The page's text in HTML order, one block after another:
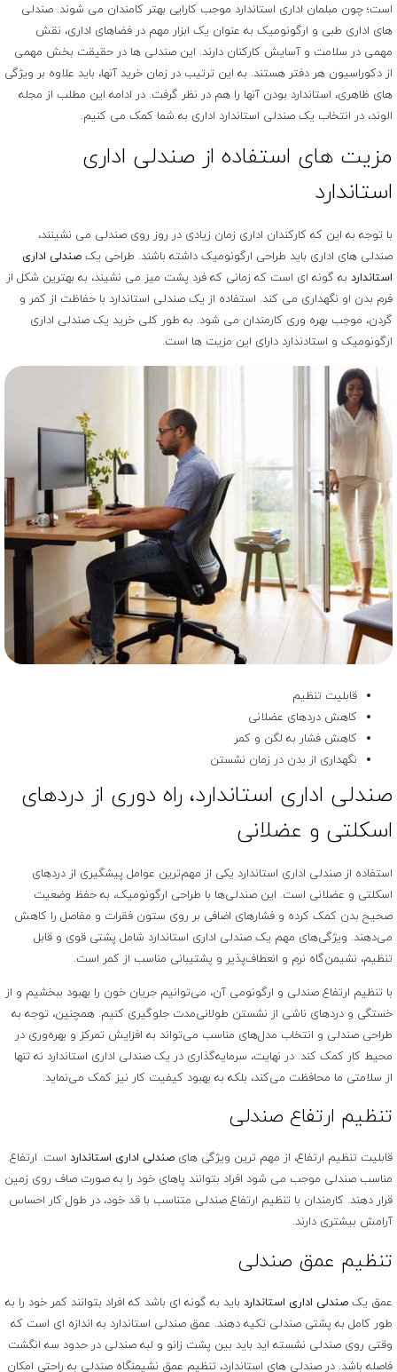
است؛ چون مبلمان اداری استاندارد موجب کارایی بهتر کامندان می شوند. صندلی
های اداری طبی و ارگونومیک به عنوان یک ابزار مهم در فضاهای اداری، نقش
مهمی در سلامت و آسایش کارکنان دارند. این صندلی ها در حقیقت بخش مهمی
از دکوراسیون هر دفتر هستند. به این ترتیب در زمان خرید آنها، باید علاوه بر ویژگی
های ظاهری، استاندارد بودن آنها را هم در نظر گرفت. در ادامه این مطلب از مجله
الوند، در انتخاب یک صندلی استاندارد اداری به شما کمک می کنیم.
مزیت های استفاده از صندلی اداری
استاندارد
با توجه به این که کارکندان اداری زمان زیادی در روز روی صندلی می نشینند،
صندلی های اداری باید طراحی ارگونومیک داشته باشند. طراحی یک صندلی اداری
استاندارد به گونه ای است که زمانی که فرد پشت میز می نشیند، به بهترین شکل از
فرم بدن او نگهداری می کند. استفاده از یک صندلی استاندارد با حفاظت از کمر و
گردن، موجب بهره وری کارمندان می شود. به طور کلی خرید یک صندلی اداری
ارگونومیک و استادندارد دارای این مزیت ها است.
قابلیت تنظیم
کاهش دردهای عضلانی
کاهش فشار به لگن و کمر
نگهداری از بدن در زمان نشستن
صندلی اداری استاندارد، راه دوری از دردهای
اسکلتی و عضلانی
استفاده از صندلی اداری استاندارد یکی از مهم‌ترین عوامل پیشگیری از دردهای
اسکلتی و عضلانی است. این صندلی‌ها با طراحی ارگونومیک، به حفظ وضعیت
صحیح بدن کمک کرده و فشارهای اضافی بر روی ستون فقرات و مفاصل را کاهش
می‌دهند. ویژگی‌های مهم یک صندلی اداری استاندارد شامل پشتی قوی و قابل
تنظیم، نشیمن‌گاه نرم و انعطاف‌پذیر و پشتیبانی مناسب از کمر است.
با تنظیم ارتفاع صندلی و ارگونومی آن، می‌توانیم جریان خون را بهبود ببخشیم و از
خستگی و دردهای ناشی از نشستن طولانی‌مدت جلوگیری کنیم. همچنین، توجه به
طراحی صندلی و انتخاب مدل‌های مناسب می‌تواند به افزایش تمرکز و بهره‌وری در
محیط کار کمک کند. در نهایت، سرمایه‌گذاری در یک صندلی اداری استاندارد نه تنها
از سلامتی ما محافظت می‌کند، بلکه به بهبود کیفیت کار نیز کمک می‌نماید.
تنظیم ارتفاع صندلی
قابلیت تنظیم ارتفاع، از مهم ترین ویژگی های صندلی اداری استاندارد است. ارتفاع
مناسب صندلی موجب می شود افراد بتوانند پاهای خود را به صورت صاف روی زمین
قرار دهند. کارمندان با تنظیم ارتفاع صندلی متناسب با قد خود، در طول کار احساس
آرامش بیشتری دارند.
تنظیم عمق صندلی
عمق یک صندلی اداری استاندارد باید به گونه ای باشد که افراد بتوانند کمر خود را به
طور کامل به پشتی صندلی تکیه دهند. عمق صندلی استاندارد به اندازه ای است که
وقتی روی صندلی نشسته اید باید بین پشت زانو و لبه صندلی در حدود سه انگشت
فاصله باشد. در صندلی های استاندارد، تنظیم عمق نشیمنگاه صندلی به راحتی امکان